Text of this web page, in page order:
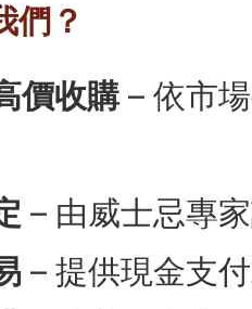
們？
價收購– 依市
– 由威士忌專
– 提供現金支